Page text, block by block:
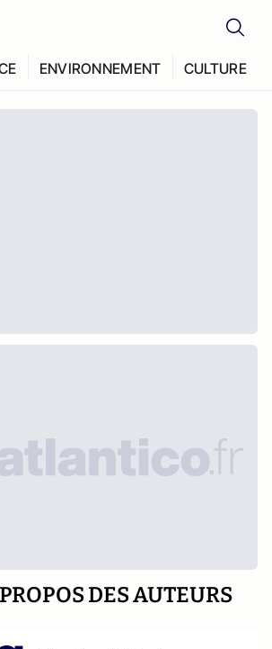
ENVIRONNEMENT CULTURE
DES AUTEURS